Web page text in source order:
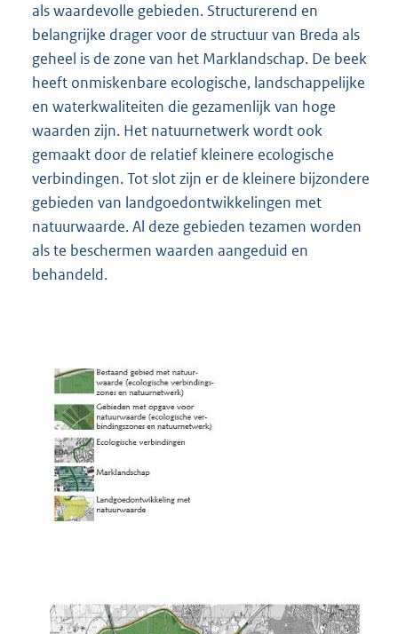
als waardevolle gebieden. Structurerend en
belangrijke drager voor de structuur van Breda als
geheel is de zone van het Marklandschap. De beek
heeft onmiskenbare ecologische, landschappelijke
en waterkwaliteiten die gezamenlijk van hoge
waarden zijn. Het natuurnetwerk wordt ook
gemaakt door de relatief kleinere ecologische
verbindingen. Tot slot zijn er de kleinere bijzondere
gebieden van landgoedontwikkelingen met
natuurwaarde. Al deze gebieden tezamen worden
als te beschermen waarden aangeduid en
behandeld.